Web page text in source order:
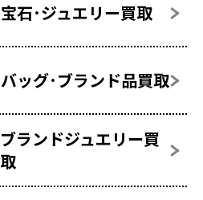
宝石･ジュエリー買取
バッグ･ブランド品買取
ブランドジュエリー買
取